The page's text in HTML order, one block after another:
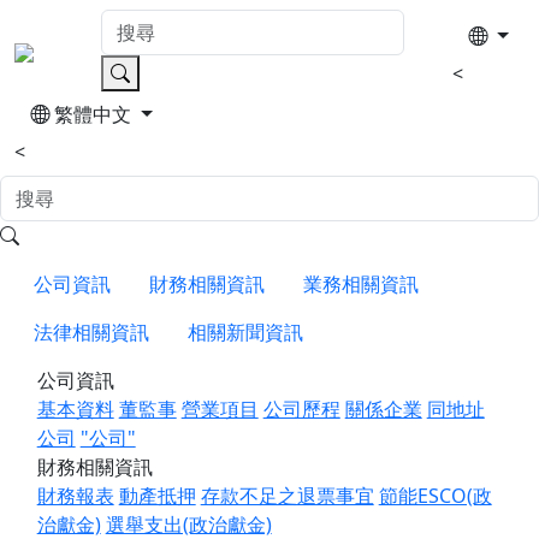
<
繁體中文
<
公司資訊 財務相關資訊
業務相關資訊
法律相關資訊
相關新聞資訊
公司資訊
基本資料董監事營業項目 公司歷程 關係企業 同地址
公司 "公司"
財務相關資訊
財務報表 動產抵押 存款不足之退票事宜 節能ESCO(政
治獻金)選舉支出(政治獻金)